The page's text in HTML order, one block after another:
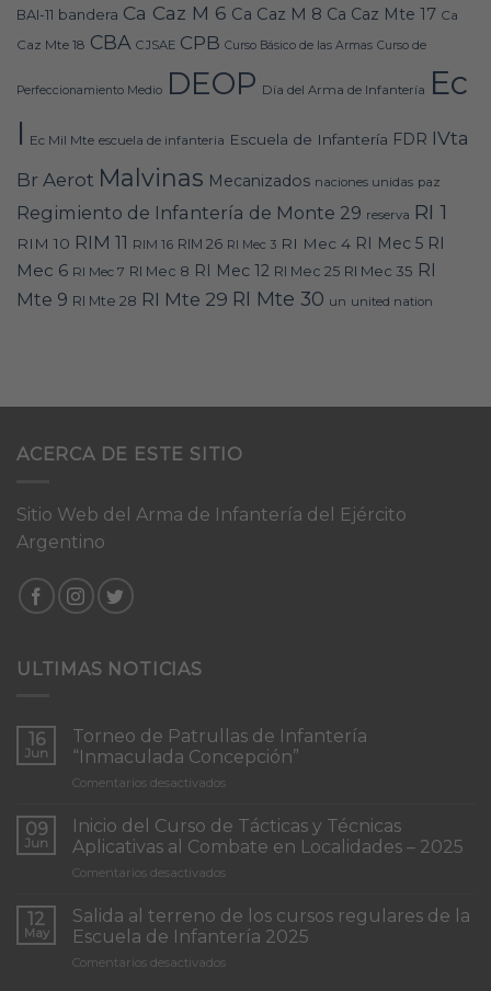
BAI-11 bandera Ca Caz M 6 Ca Caz M 8 Ca Caz Mte 17 Ca
Caz Mte 18 CBA CJSAE CPB Curso Básico de las Armas Curso de
Perfeccionamiento Medio DEOP Día del Arma de Infantería Ec
I Ec Mil Mte escuela de infanteria Escuela de Infantería FDR IVta
Br Aerot Malvinas Mecanizados naciones unidas paz
Regimiento de Infantería de Monte 29 reserva RI 1
RIM 10 RIM 11 RIM 16 RIM 26 RI Mec 3 RI Mec 4 RI Mec 5 RI
Mec 6 RI Mec 7 RI Mec 8 RI Mec 12 RI Mec 25 RI Mec 35 RI
Mte 9 RI Mte 28 RI Mte 29 RI Mte 30 un united nation
ACERCA DE ESTE SITIO
Sitio Web del Arma de Infantería del Ejército
Argentino
ULTIMAS NOTICIAS
16
Jun
Torneo de Patrullas de Infantería
“Inmaculada Concepción”
Comentarios desactivadosen
de
Patrullas
de
Infantería
Concepción”
09
Jun
Inicio del Curso de Tácticas y Técnicas
Aplicativas al Combate en Localidades – 2025
Comentarios desactivadosen
del
Curso
de
Tácticas
12
May
Salida al terreno de los cursos regulares de la
Escuela de Infantería 2025
Comentarios desactivadosen